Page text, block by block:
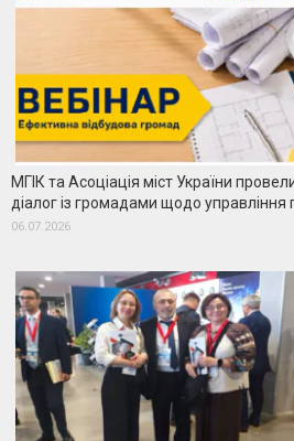
МГІК та Асоціація міст України
діалог із громадами щодо управління
06.07.2026